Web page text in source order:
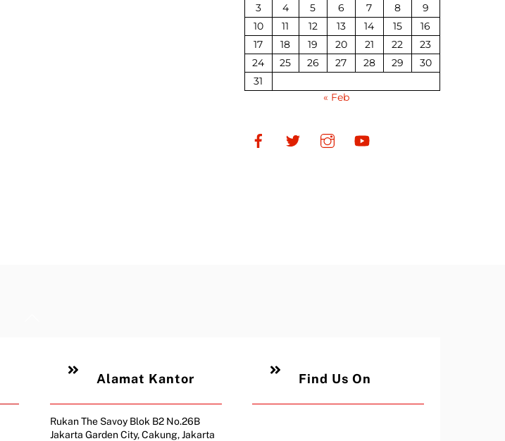
3
4 5 6 7 8
9
10
11 12 13 14 15
16
17
18 19 20 21 22
23
24
25 26 27 28 29
30
31
« Feb
Alamat Kantor
Rukan The Savoy Blok B2 No.26B
Jakarta Garden City, Cakung, Jakarta
Find Us On